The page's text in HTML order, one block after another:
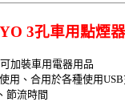
3孔車用點煙
加裝車用電器用品
用、合用於各種使用
節流時間